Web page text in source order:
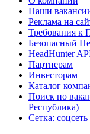
Наши
Реклама на
Требования к
Безопасный
HeadHunter
Партнерам
Инвесторам
Каталог
Поиск по
Республика)
Сетка: